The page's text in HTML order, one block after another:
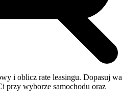
i oblicz rate leasingu. Dopasuj
przy wyborze samochodu oraz